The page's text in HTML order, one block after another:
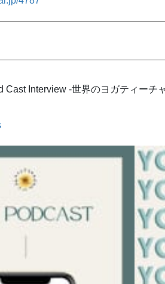
Cast Interview -世界のヨガティーチ